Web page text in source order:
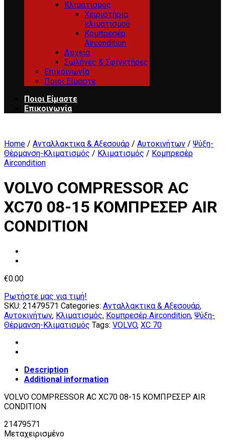
Κλιματισμος
Χειριστήρια
κλιματισμού
Κομπρεσέρ
Aircondition
Δοχεία
Σωλήνες & Σφιγκτήρες
Επικοινωνία
Ποιοι Είμαστε
Ποιοι Είμαστε
Επικοινωνία
Home / Ανταλλακτικα & Αξεσουάρ / Αυτοκινήτων / Ψύξη-
Θέρμανση-Κλιματισμός / Κλιματισμός / Κομπρεσέρ
Aircondition
VOLVO COMPRESSOR AC
XC70 08-15 ΚΟΜΠΡΕΣΕΡ AIR
CONDITION
€0.00
Ρωτήστε μας για τιμή!
SKU: 21479571 Categories: Ανταλλακτικα & Αξεσουάρ,
Αυτοκινήτων, Κλιματισμός, Κομπρεσέρ Aircondition, Ψύξη-
Θέρμανση-Κλιματισμός Tags: VOLVO, XC 70
Description
Additional information
VOLVO COMPRESSOR AC XC70 08-15 ΚΟΜΠΡΕΣΕΡ AIR
CONDITION
21479571
Μεταχειρισμένο